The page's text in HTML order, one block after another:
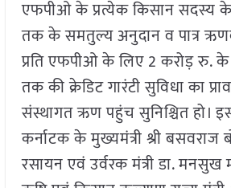
एफपीओ के प्रत्येक किसान सदस्य
तक के समतुल्य अनुदान व पात्र
प्रति एफपीओ के लिए 2 करोड़ रु.
तक की क्रेडिट गारंटी सुविधा का
संस्थागत ऋण पहुंच सुनिश्चित हो।
कर्नाटक के मुख्यमंत्री श्री बसवराज
रसायन एवं उर्वरक मंत्री डा. मनसुख